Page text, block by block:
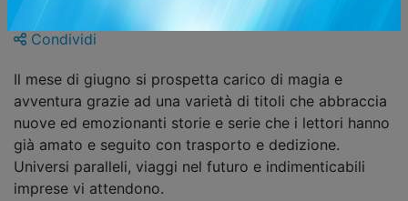
03/06/2026
Condividi
Il mese di giugno si prospetta carico di magia e
avventura grazie ad una varietà di titoli che abbraccia
nuove ed emozionanti storie e serie che i lettori hanno
già amato e seguito con trasporto e dedizione.
Universi paralleli, viaggi nel futuro e indimenticabili
imprese vi attendono.